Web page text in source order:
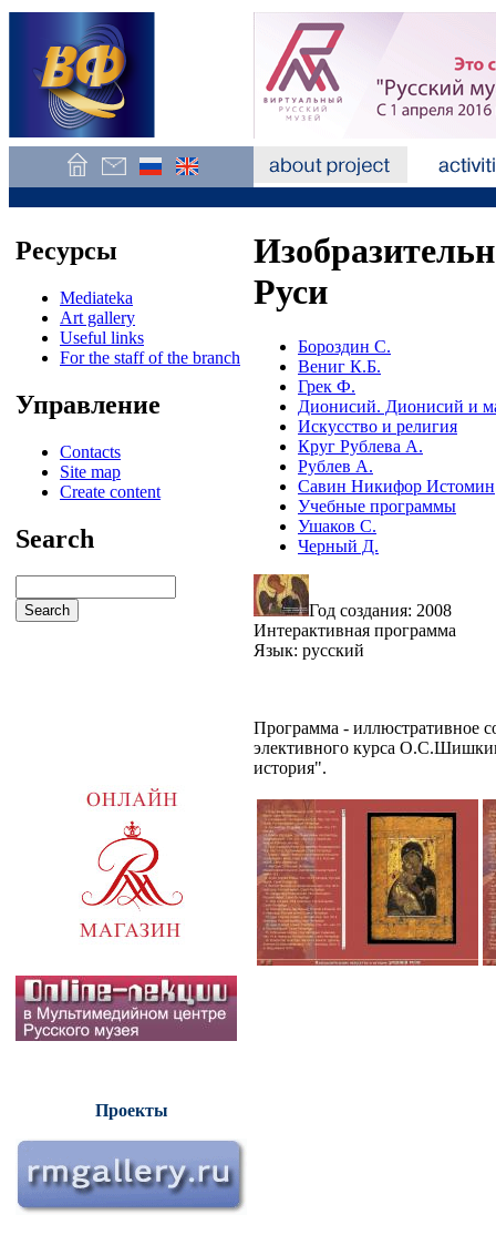
Ресурсы
Mediateka
Art gallery
Useful links
For the staff of the branch
Управление
Contacts
Site map
Create content
Search
Проекты
Руси
Бороздин С.
Вениг К.Б.
Грек Ф.
Дионисий. Дионисий и
Искусство и религия
Круг Рублева А.
Рублев А.
Савин Никифор Истомин
Учебные программы
Ушаков С.
Черный Д.
Год создания: 2008
Интерактивная программа
Язык: русский
Программа - иллюстративное
элективного курса
история".